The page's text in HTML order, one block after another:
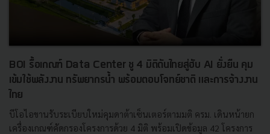
BOI รื้อเกณฑ์ Data Center ชู 4 มิติดันไทยสู่ฮับ AI ยั่งยืน คุม
เข้มใช้พลังงาน ทรัพยากรน้ำ พร้อมตอบโจทย์ชาติ และการจ้างงาน
ไทย
บีโอไอขานรับระเบียบใหม่คุมดาต้าเซ็นเตอร์ตามมติ ครม. เดินหน้ายก
เครื่องเกณฑ์คัดกรองโครงการด้วย 4 มิติ พร้อมเปิดข้อมูล 42 โครงการ